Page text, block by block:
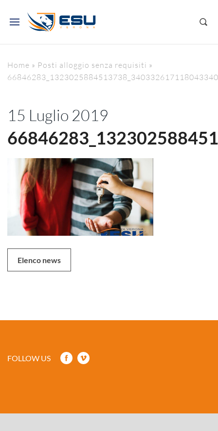
Home » Posti alloggio senza requisiti »
15 Luglio 2019
Elenco news
FOLLOW US